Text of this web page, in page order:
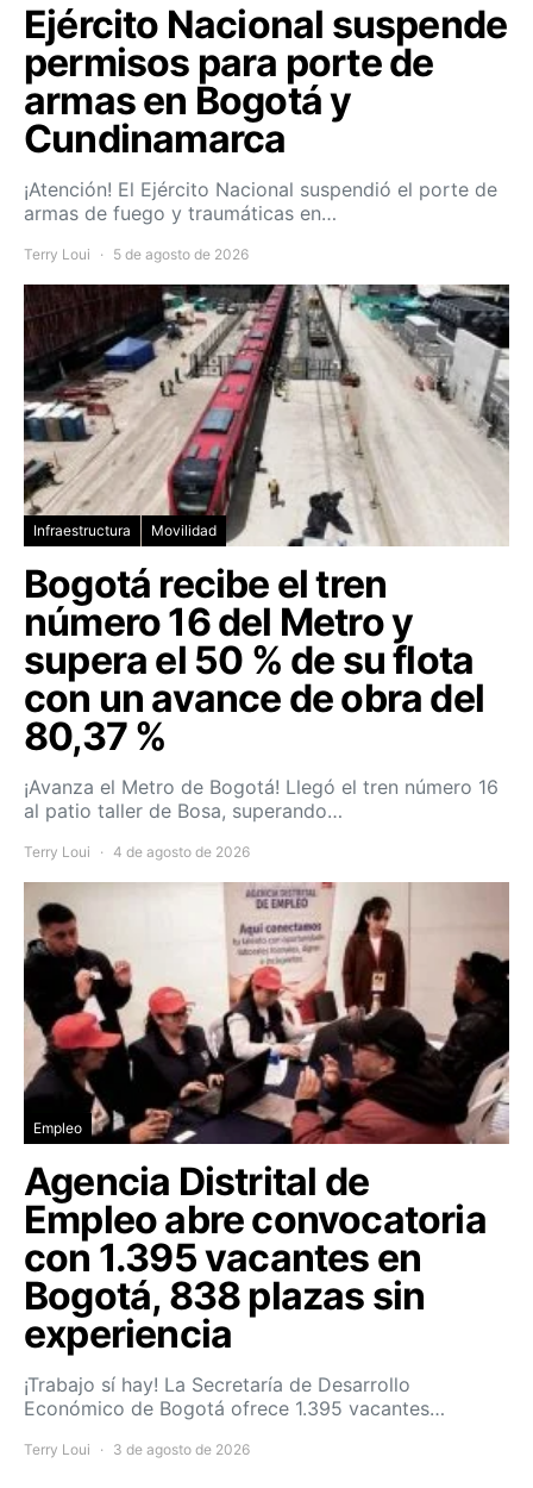
Ejército Nacional suspende
permisos para porte de
armas en Bogotá y
Cundinamarca
¡Atención! El Ejército Nacional suspendió el porte de
armas de fuego y traumáticas en…
Terry Loui 5 de agosto de 2026
Infraestructura Movilidad
Bogotá recibe el tren
número 16 del Metro y
supera el 50 % de su flota
con un avance de obra del
80,37 %
¡Avanza el Metro de Bogotá! Llegó el tren número 16
al patio taller de Bosa, superando…
Terry Loui 4 de agosto de 2026
Empleo
Agencia Distrital de
Empleo abre convocatoria
con 1.395 vacantes en
Bogotá, 838 plazas sin
experiencia
¡Trabajo sí hay! La Secretaría de Desarrollo
Económico de Bogotá ofrece 1.395 vacantes…
Terry Loui 3 de agosto de 2026